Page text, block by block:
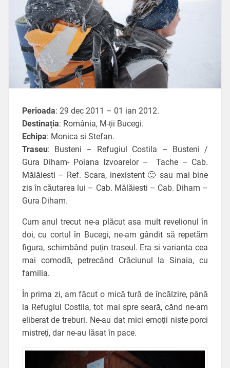
Perioada: 29 dec 2011 – 01 ian 2012.
Destinația: România, M-ții Bucegi.
Echipa: Monica si Stefan.
Traseu: Busteni – Refugiul Costila – Busteni /
Gura Diham- Poiana Izvoarelor – Tache – Cab.
Mălăiesti – Ref. Scara, inexistent 🙂 sau mai bine
zis în căutarea lui – Cab. Mălăiesti – Cab. Diham –
Gura Diham.
Cum anul trecut ne-a plăcut asa mult revelionul în
doi, cu cortul în Bucegi, ne-am gândit să repetăm
figura, schimbând puțin traseul. Era si varianta cea
mai comodă, petrecând Crăciunul la Sinaia, cu
familia.
În prima zi, am făcut o mică tură de încălzire, până
la Refugiul Costila, tot mai spre seară, cănd ne-am
eliberat de treburi. Ne-au dat mici emoții niste porci
mistreți, dar ne-au lăsat în pace.